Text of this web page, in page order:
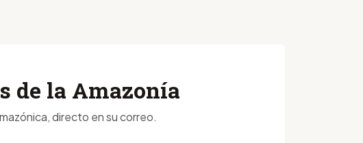
de la Amazonía
directo en su correo.